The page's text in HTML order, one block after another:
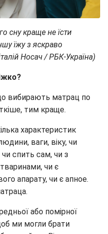
сну краще не їсти
їжу з яскраво
Носач / РБК-Україна)
вибирають матрац по
тим краще.
характеристик
ваги, віку, чи
спить сам, чи з
чи є
апарату, чи є апное.
або помірної
ми могли брати